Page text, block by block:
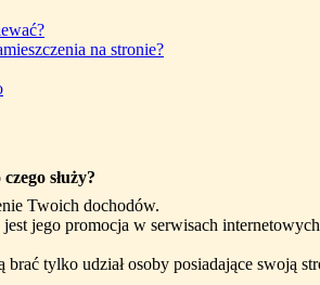
na stronie?
służy?
Twoich dochodów.
jego promocja w serwisach
tylko udział osoby posiadające swoją